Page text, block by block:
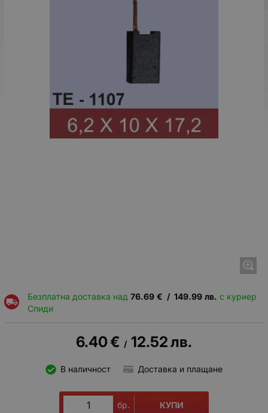
Безплатна доставка над 76.69 € / 149.99 лв. с куриер
Спиди
6.40€ / 12.52лв.
В наличност Доставка и плащане
бр. КУПИ